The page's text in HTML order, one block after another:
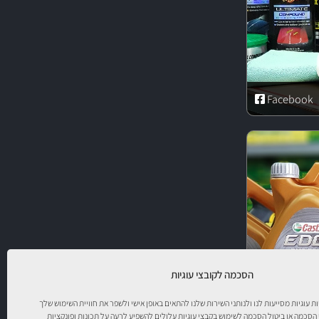
הסכמה לקובצי עוגיות
עוגיות מסייעות לנו ולנותני השירות שלנו להתאים באופן אישי ולשפר את חוויית השימוש שלך
או ביטול הסכמה לשימוש בקבצי עוגיות עלולים להשפיע לרעה על תכונות ופונקציות
Facebook